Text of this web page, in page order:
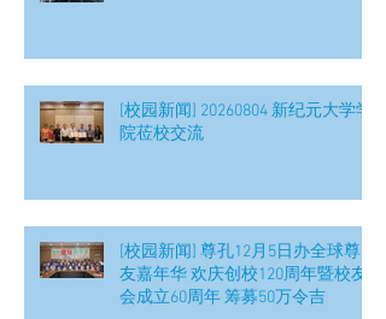
[校园新闻] 20260804 新纪元大学学
院莅校交流
[校园新闻] 尊孔12月5日办全球尊
友嘉年华 欢庆创校120周年暨校友
会成立60周年 筹募50万令吉